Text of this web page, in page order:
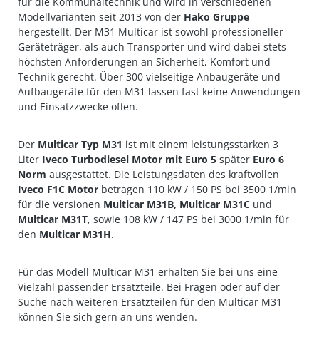
Modellvarianten seit 2013 von der Hako Gruppe
hergestellt. Der M31 Multicar ist sowohl professioneller
Geräteträger, als auch Transporter und wird dabei stets
höchsten Anforderungen an Sicherheit, Komfort und
Technik gerecht. Über 300 vielseitige Anbaugeräte und
Aufbaugeräte für den M31 lassen fast keine Anwendungen
und Einsatzzwecke offen.
Der Multicar Typ M31 ist mit einem leistungsstarken 3
Liter Iveco Turbodiesel Motor mit Euro 5 später Euro 6
Norm ausgestattet. Die Leistungsdaten des kraftvollen
Iveco F1C Motor betragen 110 kW / 150 PS bei 3500 1/min
für die Versionen Multicar M31B, Multicar M31C und
Multicar M31T, sowie 108 kW / 147 PS bei 3000 1/min für
den Multicar M31H.
Für das Modell Multicar M31 erhalten Sie bei uns eine
Vielzahl passender Ersatzteile. Bei Fragen oder auf der
Suche nach weiteren Ersatzteilen für den Multicar M31
können Sie sich gern an uns wenden.